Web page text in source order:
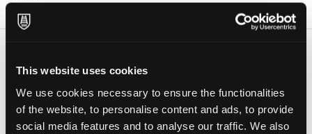
This website uses cookies
We use cookies necessary to ensure the functionalities
of the website, to personalise content and ads, to provide
social media features and to analyse our traffic. We also
Associazione Spazio ARS (Legnano)
Giorno Orario
16 Set 2025
20:45-23:00
30 Set 2025
20:45-23:00